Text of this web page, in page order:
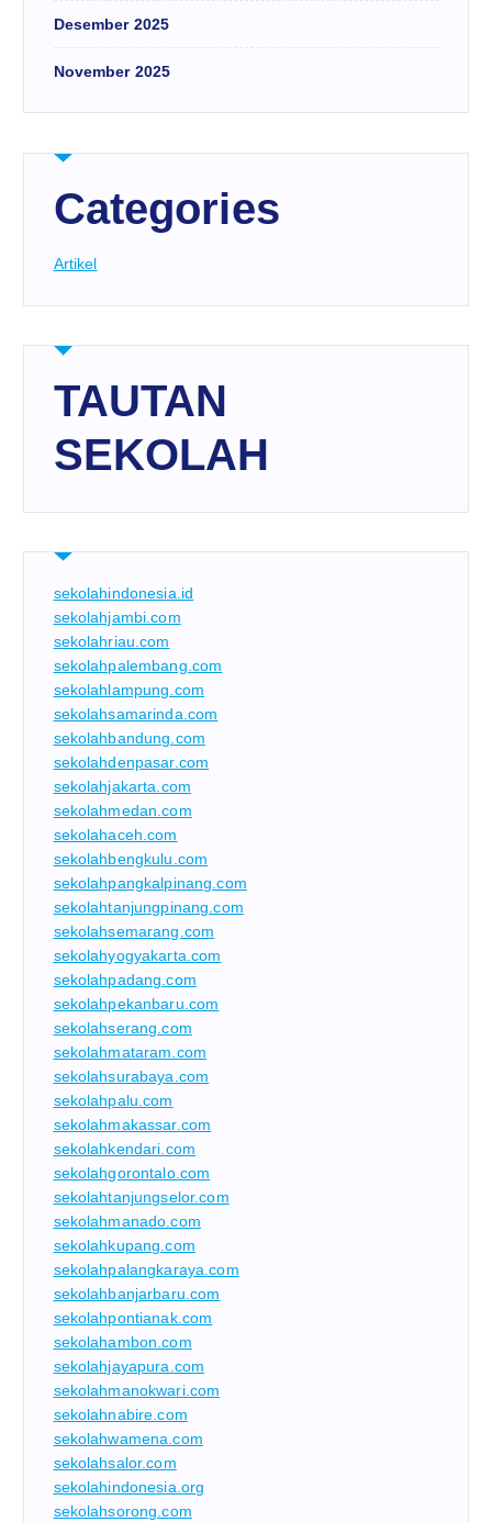
Desember 2025
November 2025
Categories
Artikel
TAUTAN
SEKOLAH
sekolahindonesia.id
sekolahjambi.com
sekolahriau.com
sekolahpalembang.com
sekolahlampung.com
sekolahsamarinda.com
sekolahbandung.com
sekolahdenpasar.com
sekolahjakarta.com
sekolahmedan.com
sekolahaceh.com
sekolahbengkulu.com
sekolahpangkalpinang.com
sekolahtanjungpinang.com
sekolahsemarang.com
sekolahyogyakarta.com
sekolahpadang.com
sekolahpekanbaru.com
sekolahserang.com
sekolahmataram.com
sekolahsurabaya.com
sekolahpalu.com
sekolahmakassar.com
sekolahkendari.com
sekolahgorontalo.com
sekolahtanjungselor.com
sekolahmanado.com
sekolahkupang.com
sekolahpalangkaraya.com
sekolahbanjarbaru.com
sekolahpontianak.com
sekolahambon.com
sekolahjayapura.com
sekolahmanokwari.com
sekolahnabire.com
sekolahwamena.com
sekolahsalor.com
sekolahindonesia.org
sekolahsorong.com